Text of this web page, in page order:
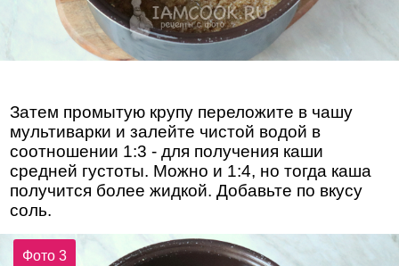
Затем промытую крупу переложите в чашу
мультиварки и залейте чистой водой в
соотношении 1:3 - для получения каши
средней густоты. Можно и 1:4, но тогда каша
получится более жидкой. Добавьте по вкусу
соль.
Фото 3